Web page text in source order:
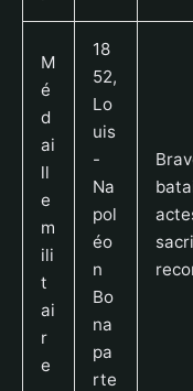
M
é
d
ai
ll
e
m
ili
t
ai
r
e
18
52,
Lo
uis
-
Na
pol
éo
n
Bo
na
pa
rte